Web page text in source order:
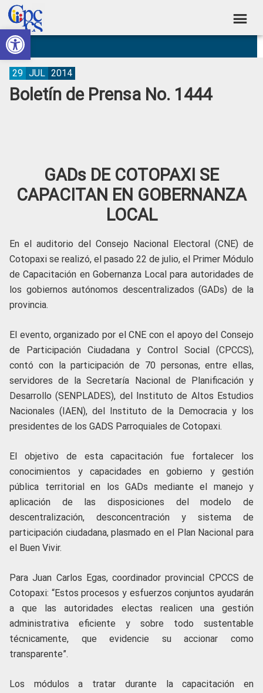
Abrir barra de herramientas
Skip
to
primary
navigation
Skip
to
main
content
Skip
to
primary
sidebar
Skip
to
footer
Consejo
de
Participación
Ciudadana
Construyendo
Poder
Ciudadano
Boletín de Prensa No. 1444
29 JUL 2014
GADs DE COTOPAXI SE
CAPACITAN EN GOBERNANZA
LOCAL
En el auditorio del Consejo Nacional Electoral (CNE) de
Cotopaxi se realizó, el pasado 22 de julio, el Primer Módulo
de Capacitación en Gobernanza Local para autoridades de
los gobiernos autónomos descentralizados (GADs) de la
provincia.
El evento, organizado por el CNE con el apoyo del Consejo
de Participación Ciudadana y Control Social (CPCCS),
contó con la participación de 70 personas, entre ellas,
servidores de la Secretaría Nacional de Planificación y
Desarrollo (SENPLADES), del Instituto de Altos Estudios
Nacionales (IAEN), del Instituto de la Democracia y los
presidentes de los GADS Parroquiales de Cotopaxi.
El objetivo de esta capacitación fue fortalecer los
conocimientos y capacidades en gobierno y gestión
pública territorial en los GADs mediante el manejo y
aplicación de las disposiciones del modelo de
descentralización, desconcentración y sistema de
participación ciudadana, plasmado en el Plan Nacional para
el Buen Vivir.
Para Juan Carlos Egas, coordinador provincial CPCCS de
Cotopaxi: “Estos procesos y esfuerzos conjuntos ayudarán
a que las autoridades electas realicen una gestión
administrativa eficiente y sobre todo sustentable
técnicamente, que evidencie su accionar como
transparente”.
Los módulos a tratar durante la capacitación en